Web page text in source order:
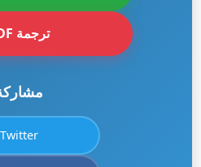
ترجمة PDF
Twitter